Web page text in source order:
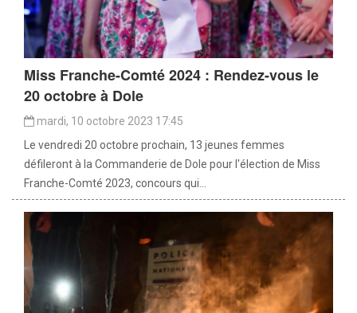
Miss Franche-Comté 2024 : Rendez-vous le
20 octobre à Dole
mardi, 10 octobre 2023 17:45
Le vendredi 20 octobre prochain, 13 jeunes femmes
défileront à la Commanderie de Dole pour l'élection de Miss
Franche-Comté 2023, concours qui...